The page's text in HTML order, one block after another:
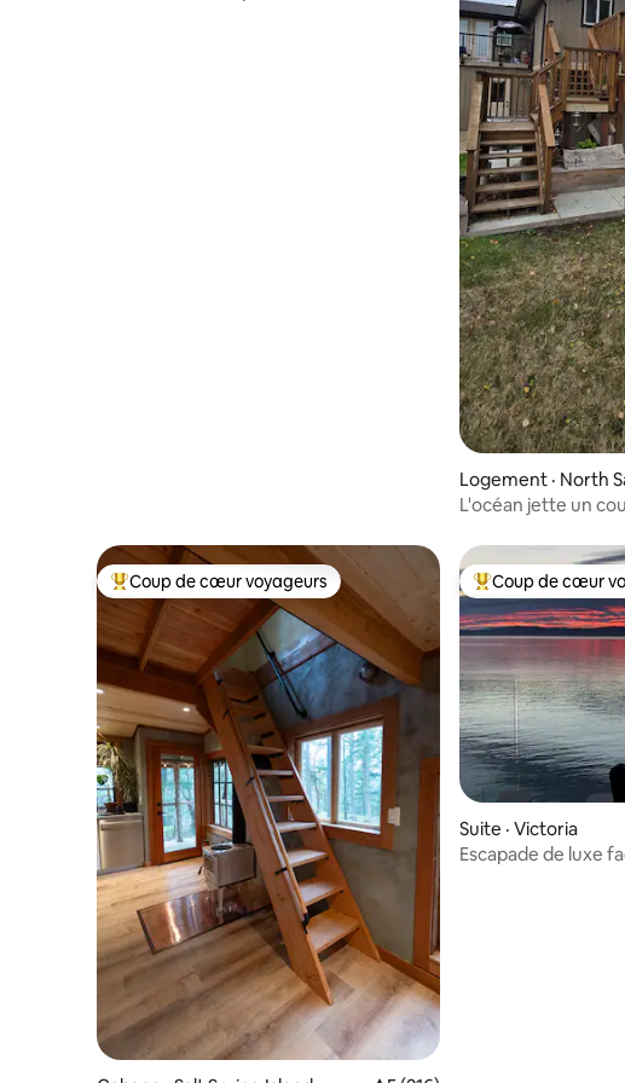
Logement · North
L'océan jette un
Coup de cœur voyageurs parmi les plus aimés
Coup de cœur voyageurs Coup de cœur
Coup de cœur
Suite · Victoria
Escapade de luxe